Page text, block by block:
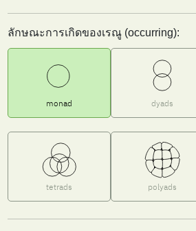
ลักษณะการเกิดของเรณู (occurring):
monad dyads
tetrads polyads